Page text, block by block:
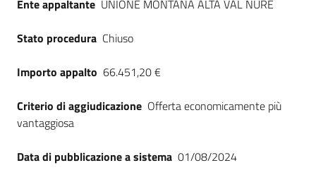
Ente appaltante UNIONE MONTANA ALTA VAL NURE
Stato procedura Chiuso
Importo appalto 66.451,20 €
Criterio di aggiudicazione Offerta economicamente più
vantaggiosa
Data di pubblicazione a sistema 01/08/2024